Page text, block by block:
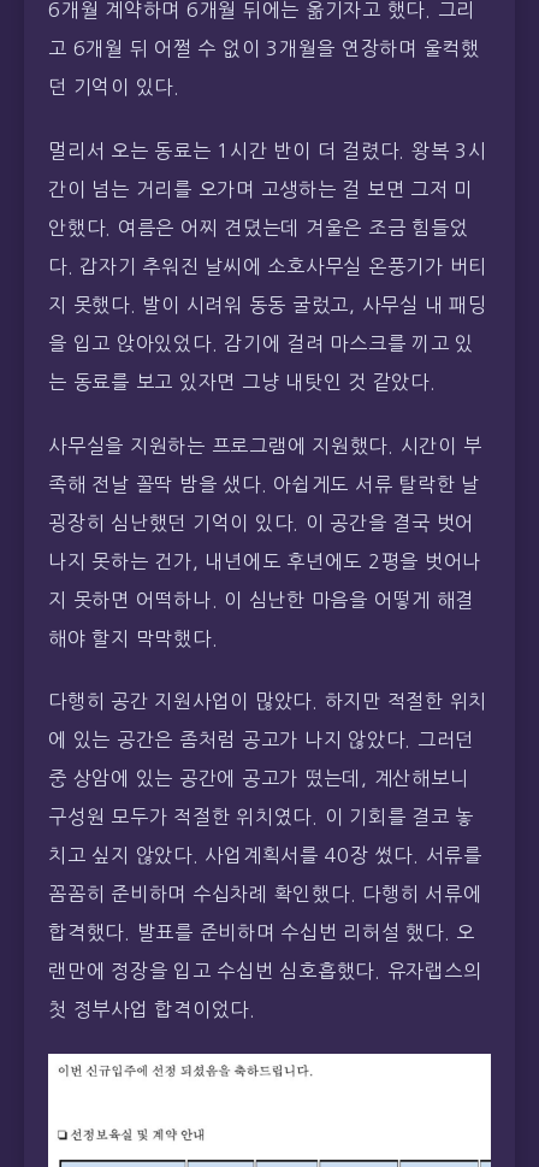
6개월 계약하며 6개월 뒤에는 옮기자고 했다. 그리
고 6개월 뒤 어쩔 수 없이 3개월을 연장하며 울컥했
던 기억이 있다.
멀리서 오는 동료는 1시간 반이 더 걸렸다. 왕복 3시
간이 넘는 거리를 오가며 고생하는 걸 보면 그저 미
안했다. 여름은 어찌 견뎠는데 겨울은 조금 힘들었
다. 갑자기 추워진 날씨에 소호사무실 온풍기가 버티
지 못했다. 발이 시려워 동동 굴렀고, 사무실 내 패딩
을 입고 앉아있었다. 감기에 걸려 마스크를 끼고 있
는 동료를 보고 있자면 그냥 내탓인 것 같았다.
사무실을 지원하는 프로그램에 지원했다. 시간이 부
족해 전날 꼴딱 밤을 샜다. 아쉽게도 서류 탈락한 날
굉장히 심난했던 기억이 있다. 이 공간을 결국 벗어
나지 못하는 건가, 내년에도 후년에도 2평을 벗어나
지 못하면 어떡하나. 이 심난한 마음을 어떻게 해결
해야 할지 막막했다.
다행히 공간 지원사업이 많았다. 하지만 적절한 위치
에 있는 공간은 좀처럼 공고가 나지 않았다. 그러던
중 상암에 있는 공간에 공고가 떴는데, 계산해보니
구성원 모두가 적절한 위치였다. 이 기회를 결코 놓
치고 싶지 않았다. 사업계획서를 40장 썼다. 서류를
꼼꼼히 준비하며 수십차례 확인했다. 다행히 서류에
합격했다. 발표를 준비하며 수십번 리허설 했다. 오
랜만에 정장을 입고 수십번 심호흡했다. 유자랩스의
첫 정부사업 합격이었다.